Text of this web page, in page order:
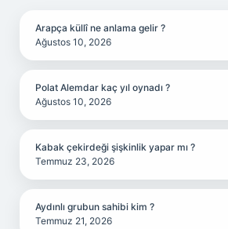
Arapça küllî ne anlama gelir ?
Ağustos 10, 2026
Polat Alemdar kaç yıl oynadı ?
Ağustos 10, 2026
Kabak çekirdeği şişkinlik yapar mı ?
Temmuz 23, 2026
Aydınlı grubun sahibi kim ?
Temmuz 21, 2026